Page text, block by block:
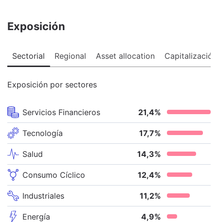
Exposición
Sectorial Regional Asset allocation Capitalización
Exposición por sectores
Servicios Financieros 21,4%
Tecnología 17,7%
Salud 14,3%
Consumo Cíclico 12,4%
Industriales 11,2%
Energía 4,9%